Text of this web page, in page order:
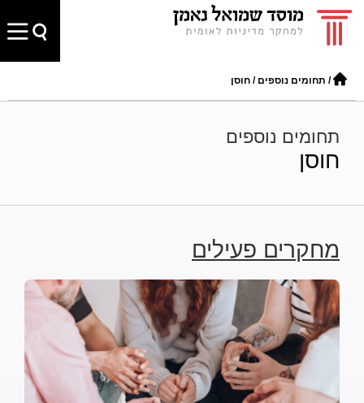
/ תחומים נוספים / חוסן
תחומים נוספים
חוסן
מחקרים פעילים